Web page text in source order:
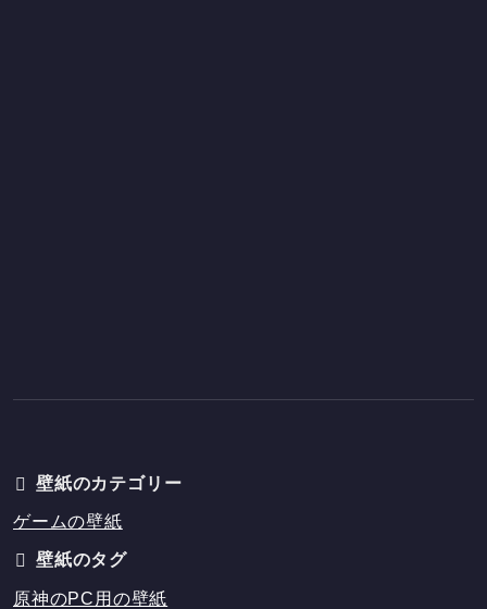
壁紙のカテゴリー
ゲームの壁紙
壁紙のタグ
原神のPC用の壁紙